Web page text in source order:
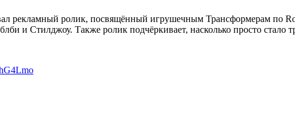
рекламный ролик, посвящённый игрушечным Трансформерам по
и Стилджоу. Также ролик подчёркивает, насколько просто стало